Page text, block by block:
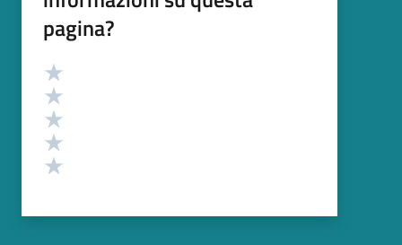
pagina?
Valutazione